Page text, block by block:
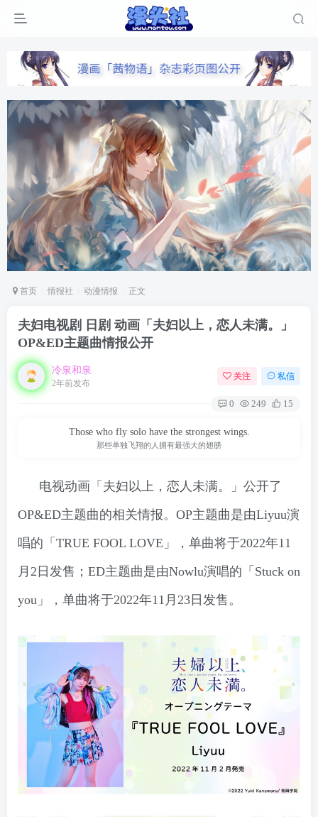
首页 情报社 动漫情报 正文
夫妇电视剧 日剧 动画「夫妇以上，恋人未满。」
OP&ED主题曲情报公开
冷泉和泉
2年前发布
关注 私信
0 249 15
Those who fly solo have the strongest wings.
那些单独飞翔的人拥有最强大的翅膀
电视动画「夫妇以上，恋人未满。」公开了
OP&ED主题曲的相关情报。OP主题曲是由Liyuu演
唱的「TRUE FOOL LOVE」，单曲将于2022年11
月2日发售；ED主题曲是由Nowlu演唱的「Stuck on
you」，单曲将于2022年11月23日发售。